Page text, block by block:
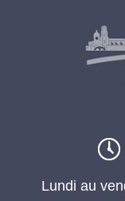
Lundi au